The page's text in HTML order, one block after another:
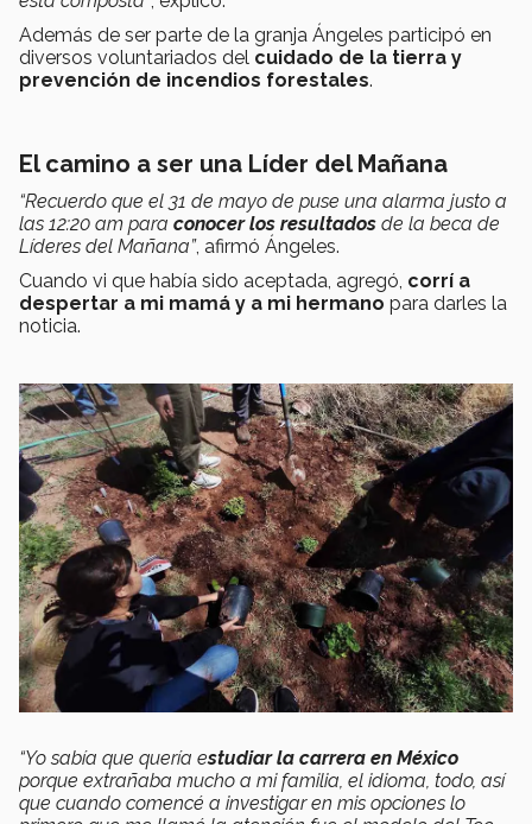
Además de ser parte de la granja Ángeles participó en
diversos voluntariados del cuidado de la tierra y
prevención de incendios forestales.
El camino a ser una Líder del Mañana
“Recuerdo que el 31 de mayo de puse una alarma justo a
las 12:20 am para conocer los resultados de la beca de
Líderes del Mañana”, afirmó Ángeles.
Cuando vi que había sido aceptada, agregó, corrí a
despertar a mi mamá y a mi hermano para darles la
noticia.
“Yo sabía que quería estudiar la carrera en México
porque extrañaba mucho a mi familia, el idioma, todo, así
que cuando comencé a investigar en mis opciones lo